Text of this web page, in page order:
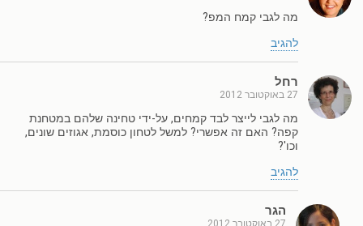
מה לגבי קמח המפ?
להגיב
רחל
27 באוקטובר 2012
מה לגבי לייצר לבד קמחים, על-ידי טחינה שלהם במטחנת
קפה? האם זה אפשרי? למשל לטחון כוסמת, אגוזים שונים,
וכו'?
להגיב
הגר
27 באוקטובר 2012